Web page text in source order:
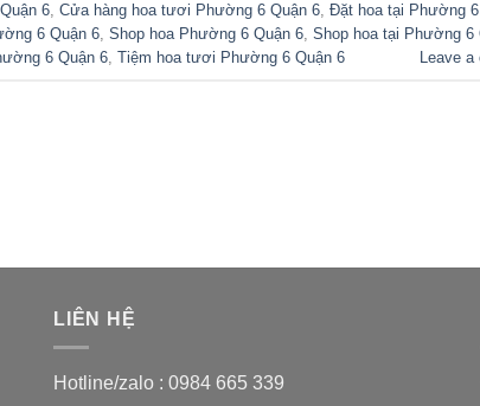
6, Cửa hàng hoa tươi Phường 6 Quận 6, Đặt hoa tại Phường
6 Quận 6, Shop hoa Phường 6 Quận 6, Shop hoa tại Phường 6
6 Quận 6, Tiệm hoa tươi Phường 6 Quận 6 Leave a
LIÊN HỆ
Hotline/zalo : 0984 665 339